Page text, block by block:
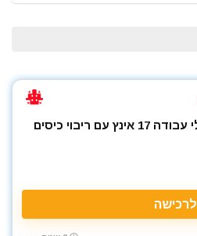
עם ריבוי כיסים
לרכישה